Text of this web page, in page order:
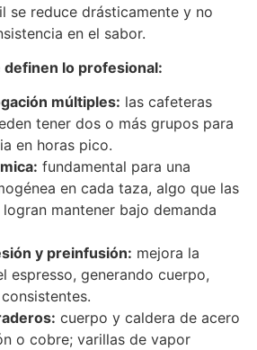
se reduce drásticamente y no
en el sabor.
lo profesional:
múltiples: las cafeteras
tener dos o más grupos para
en horas pico.
fundamental para una
en cada taza, algo que las
mantener bajo demanda
y preinfusión: mejora la
espresso, generando cuerpo,
cuerpo y caldera de acero
o cobre; varillas de vapor